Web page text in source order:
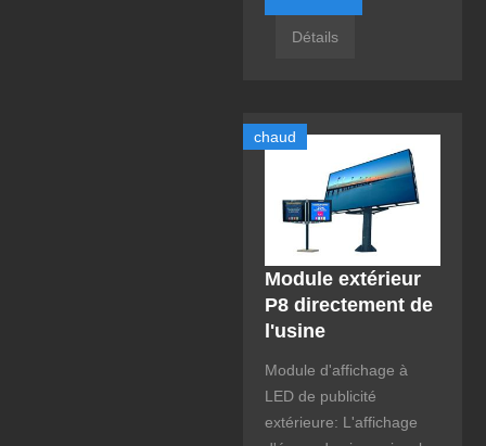
Détails
chaud
Module extérieur
P8 directement de
l'usine
Module d'affichage à
LED de publicité
extérieure: L'affichage